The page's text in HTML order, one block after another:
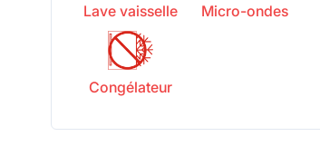
Lave vaisselle Micro-ondes
Congélateur